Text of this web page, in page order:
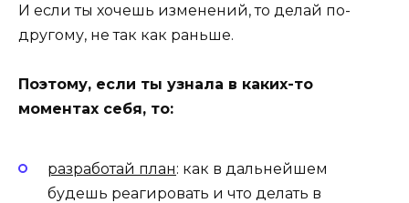
И если ты хочешь изменений, то делай по-
другому, не так как раньше.
Поэтому, если ты узнала в каких-то
моментах себя, то:
разработай план: как в дальнейшем
будешь реагировать и что делать в